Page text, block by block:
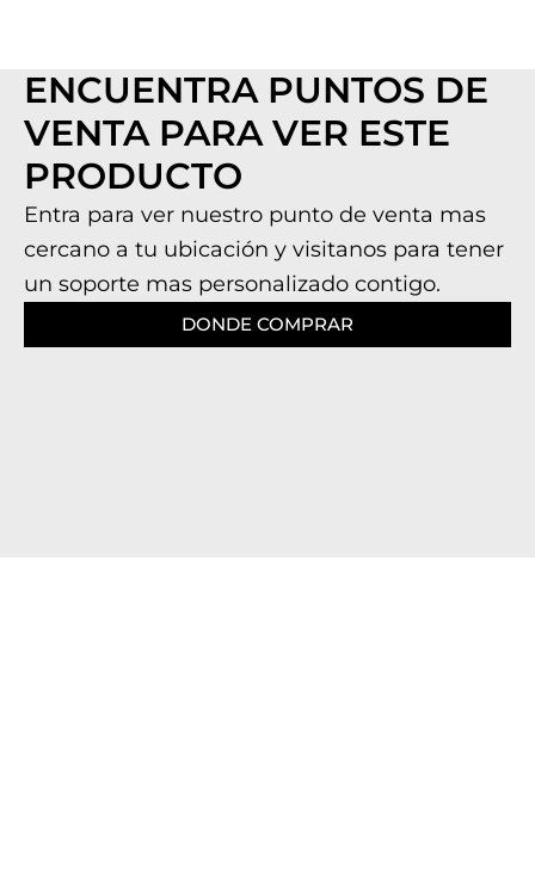
ENCUENTRA PUNTOS DE
VENTA PARA VER ESTE
PRODUCTO
Entra para ver nuestro punto de venta mas
cercano a tu ubicación y visitanos para tener
un soporte mas personalizado contigo.
DONDE COMPRAR